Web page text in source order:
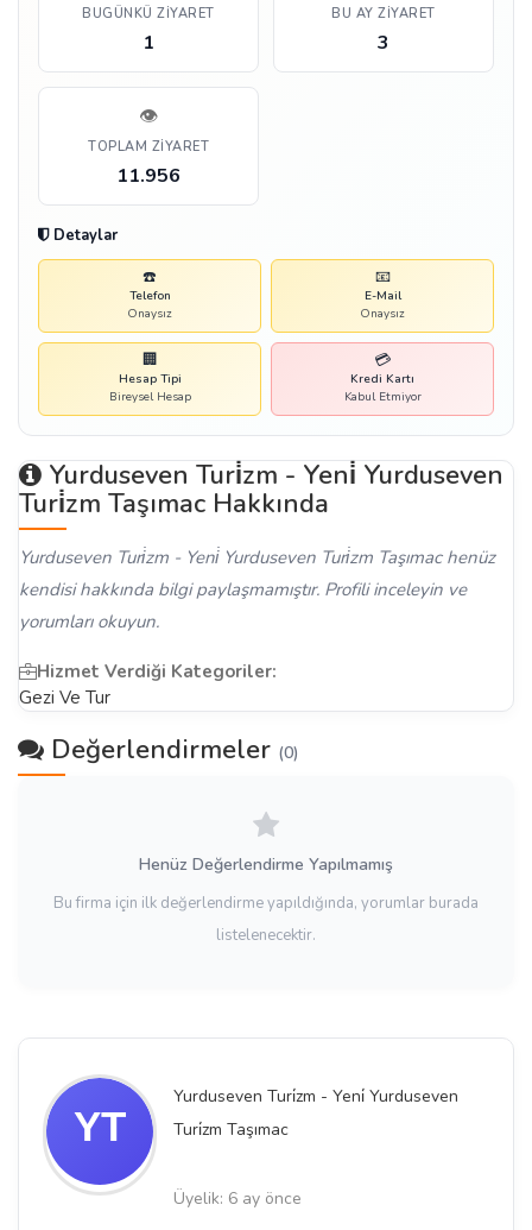
Yurduseven Turi̇zm - Yeni̇ Yurduseven
Turi̇zm Taşımac
Üyelik: 6 ay önce
BUGÜNKÜ ZIYARET
1
BU AY ZIYARET
3
👁️
TOPLAM ZIYARET
11.956
Detaylar
☎️
Telefon
Onaysız
📧
E-Mail
Onaysız
🏢
Hesap Tipi
Bireysel Hesap
💳
Kredi Kartı
Kabul Etmiyor
Yurduseven Turi̇zm - Yeni̇ Yurduseven
Turi̇zm Taşımac Hakkında
Yurduseven Turi̇zm - Yeni̇ Yurduseven Turi̇zm Taşımac henüz
kendisi hakkında bilgi paylaşmamıştır. Profili inceleyin ve
yorumları okuyun.
Hizmet Verdiği Kategoriler:
Gezi Ve Tur
Değerlendirmeler (0)
Henüz Değerlendirme Yapılmamış
Bu firma için ilk değerlendirme yapıldığında, yorumlar burada
listelenecektir.